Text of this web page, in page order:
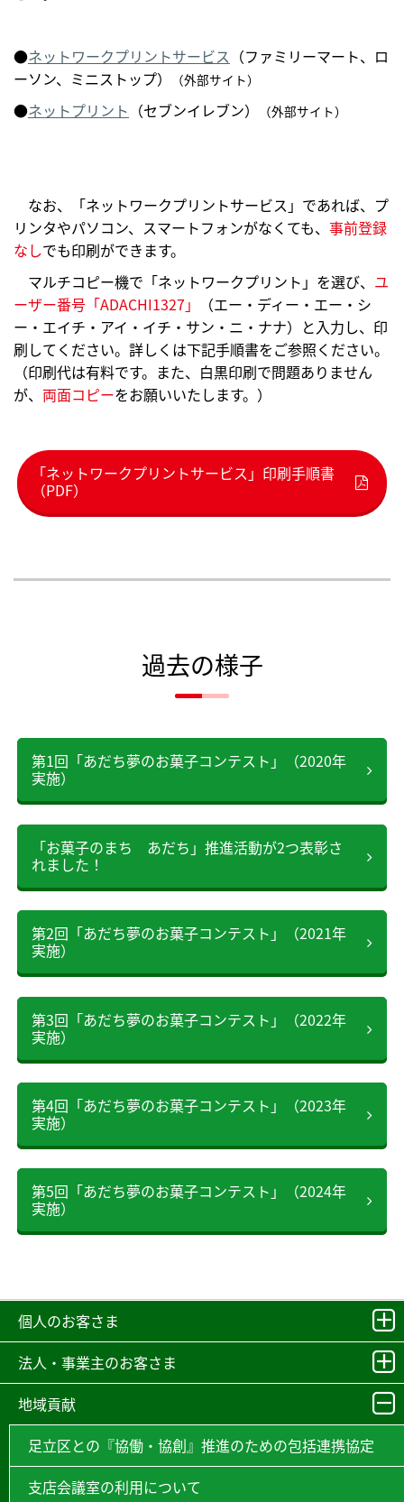
●ネットワークプリントサービス （ファミリーマート、ロ
ーソン、ミニストップ）
（外部サイト）
●ネットプリント （セブンイレブン） （外部サイト）
なお、「ネットワークプリントサービス」であれば、プ
リンタやパソコン、スマートフォンがなくても、 事前登録
なしでも印刷ができます。
マルチコピー機で「ネットワークプリント」を選び、 ユ
ーザー番号「ADACHI1327」
（エー・ディー・エー・シ
ー・エイチ・アイ・イチ・サン・ニ・ナナ）と入力し、印
刷してください。詳しくは下記手順書をご参照ください。
（印刷代は有料です。また、白黒印刷で問題ありません
が、 両面コピーをお願いいたします。）
「ネットワークプリントサービス」印刷手順書
（PDF）
過去の様子
第1回「あだち夢のお菓子コンテスト」（2020年
実施）
「お菓子のまち あだち」推進活動が2つ表彰さ
れました！
第2回「あだち夢のお菓子コンテスト」（2021年
実施）
第3回「あだち夢のお菓子コンテスト」（2022年
実施）
第4回「あだち夢のお菓子コンテスト」（2023年
実施）
第5回「あだち夢のお菓子コンテスト」（2024年
実施）
個人のお客さま
法人・事業主のお客さま
地域貢献
足立区との『協働・協創』推進のための包括連携協定
支店会議室の利用について